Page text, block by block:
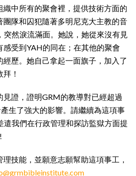
織中所有的聚會裡，提供技術方面的
團隊和囚犯隨著多明尼克大主教的音
然淚流滿面。她說，她從來沒有見
受到YAH的同在；在其他的聚會
歷。她自己拿起一面旗子，加入了
！
證，證明GRM的教導對已經超過
生了強大的影響。請繼續為這項事
遣我們在行政管理和探訪監獄方面提
技能，並願意志願幫助這項事工，